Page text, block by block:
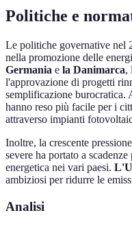
Politiche e
Le politiche governative nel
nella promozione delle
Germania e la Danimarca,
l'approvazione di progetti
semplificazione burocratica.
hanno reso più facile per i
attraverso impianti
Inoltre, la crescente
severe ha portato a
energetica nei vari paesi.
ambiziosi per ridurre le
Analisi